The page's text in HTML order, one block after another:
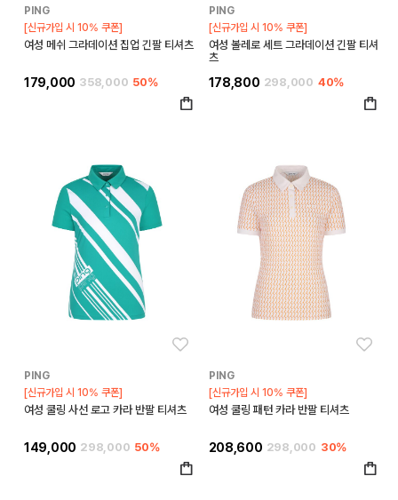
PING
[신규가입 시 10% 쿠폰]
여성 메쉬 그라데이션 집업 긴팔 티셔츠
179,000 358,000 50%
PING
[신규가입 시 10% 쿠폰]
여성 볼레로 세트 그라데이션 긴팔 티셔
츠
178,800 298,000 40%
PING
[신규가입 시 10% 쿠폰]
여성 쿨링 사선 로고 카라 반팔 티셔츠
149,000 298,000 50%
PING
[신규가입 시 10% 쿠폰]
여성 쿨링 패턴 카라 반팔 티셔츠
208,600 298,000 30%